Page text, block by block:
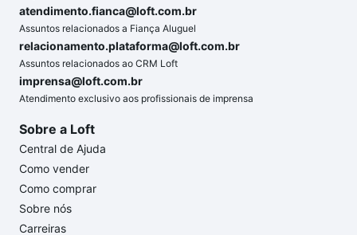
atendimento.fianca@loft.com.br
Assuntos relacionados a Fiança Aluguel
relacionamento.plataforma@loft.com.br
Assuntos relacionados ao CRM Loft
imprensa@loft.com.br
Atendimento exclusivo aos profissionais de imprensa
Sobre a Loft
Central de Ajuda
Como vender
Como comprar
Sobre nós
Carreiras